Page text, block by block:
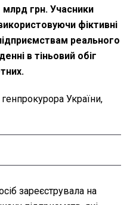
млрд грн. Учасники
фіктивні
реального
в тіньовий обіг
України,
зареєструвала на